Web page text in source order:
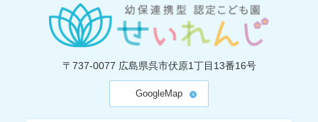
〒737-0077 広島県呉市伏原1丁目13番16号
GoogleMap